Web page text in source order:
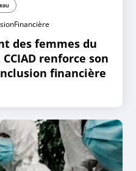
des femmes du
renforce son
financière